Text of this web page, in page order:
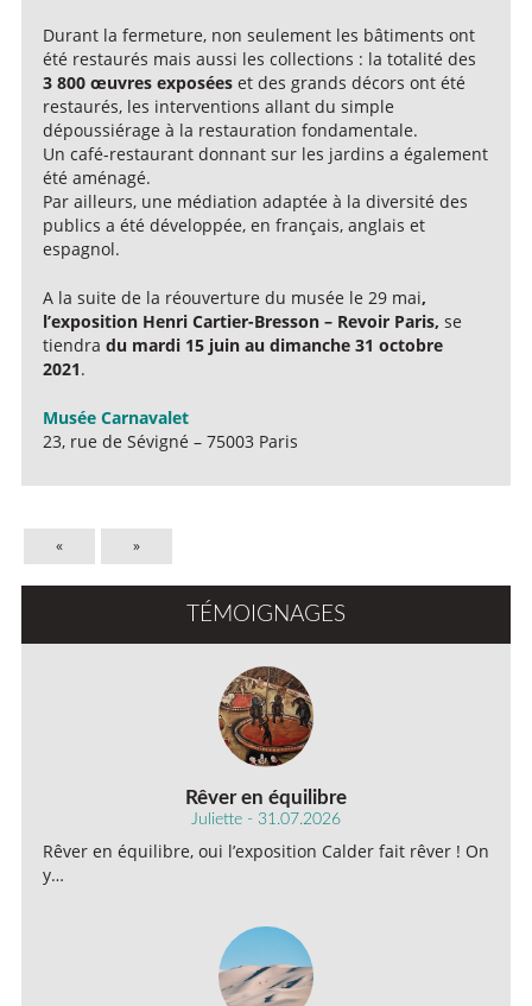
Durant la fermeture, non seulement les bâtiments ont
été restaurés mais aussi les collections : la totalité des
3 800 œuvres exposées et des grands décors ont été
restaurés, les interventions allant du simple
dépoussiérage à la restauration fondamentale.
Un café-restaurant donnant sur les jardins a également
été aménagé.
Par ailleurs, une médiation adaptée à la diversité des
publics a été développée, en français, anglais et
espagnol.
A la suite de la réouverture du musée le 29 mai,
l’exposition Henri Cartier-Bresson – Revoir Paris, se
tiendra du mardi 15 juin au dimanche 31 octobre
2021.
Musée Carnavalet
23, rue de Sévigné – 75003 Paris
« »
TÉMOIGNAGES
Rêver en équilibre
Juliette - 31.07.2026
Rêver en équilibre, oui l’exposition Calder fait rêver ! On
y…